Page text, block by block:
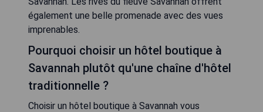
également une belle promenade avec des vues
imprenables.
Pourquoi choisir un hôtel boutique à
Savannah plutôt qu'une chaîne d'hôtel
traditionnelle ?
Choisir un hôtel boutique à Savannah vous